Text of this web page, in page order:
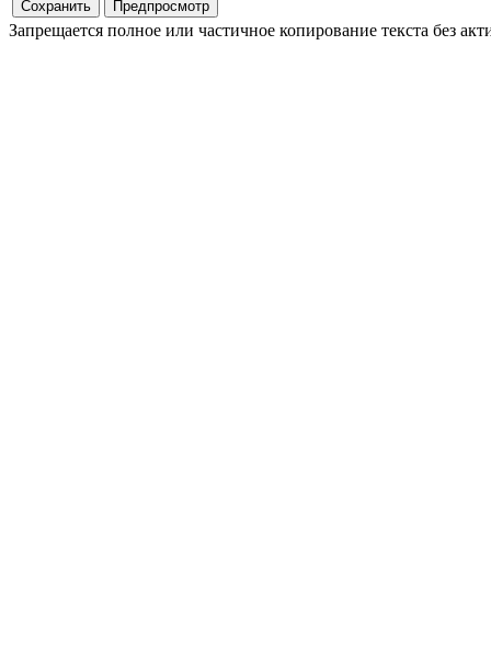
Запрещается полное или частичное копирование текста без